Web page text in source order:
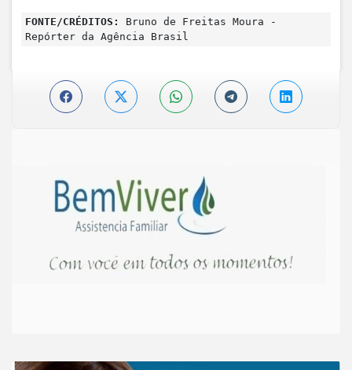
FONTE/CRÉDITOS:
Bruno de Freitas Moura -
Repórter da Agência Brasil